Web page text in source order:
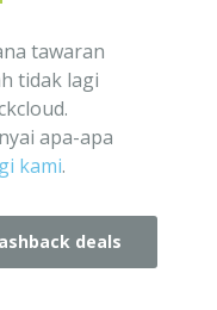
tawaran
tidak lagi
apa-apa
kami.
deals